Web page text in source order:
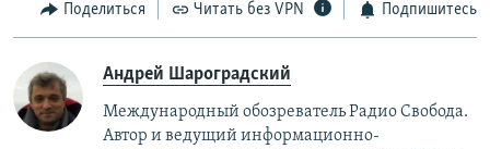
Поделиться Читать без VPN Подпишитесь
Андрей Шароградский
Международный обозреватель Радио Свобода.
Автор и ведущий информационно-